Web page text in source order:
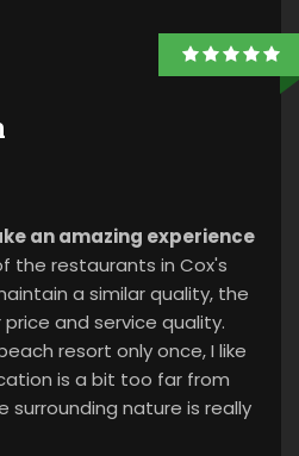
an amazing experience
the restaurants in Cox's
a similar quality, the
and service quality.
resort only once, I like
is a bit too far from
nature is really